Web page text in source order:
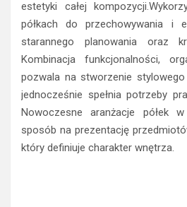
estetyki całej
półkach do przechowywania i
starannego planowania oraz
Kombinacja funkcjonalności,
pozwala na stworzenie
jednocześnie spełnia potrzeby
Nowoczesne aranżacje półek
sposób na prezentację
który definiuje charakter wnętrza.